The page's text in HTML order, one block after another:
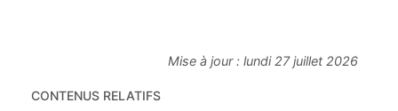
Mise à jour : lundi 27 juillet 2026
CONTENUS RELATIFS